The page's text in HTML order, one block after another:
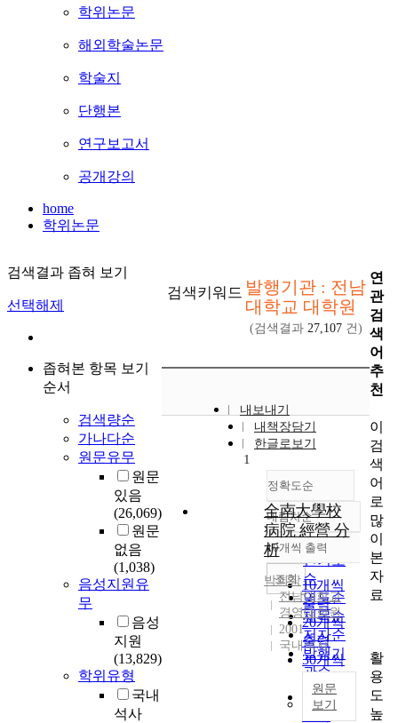
학위논문
해외학술논문
학술지
단행본
연구보고서
공개강의
home
학위논문
검색결과 좁혀 보기
선택해제
좁혀본 항목 보기
순서
검색량순
가나다순
원문유무
원문
있음
(26,069)
원문
없음
(1,038)
음성지원유
무
음성
지원
(13,829)
학위유형
국내
석사
검색키워드 발행기관 : 전남
대학교 대학원
(검색결과 27,107 건)
내보내기
내책장담기
한글로보기
정확도순
정확도
순
인기도
순
연도순
제목순
저자순
발행기
관순
내림차순
내림차순
10개씩 출력
10개씩
출력
20개씩
출력
30개씩
50개씩
조회
1
全南大學校
病院 經營 分
析
박희장
전남대학교
경영대학원
2001
국내석사
원문
보기
연
관
검
색
어
추
천
이
검
색
어
로
많
이
본
자
료
활
용
도
높